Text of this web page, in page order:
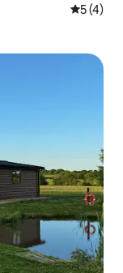
5 av 5 i
5 (4)